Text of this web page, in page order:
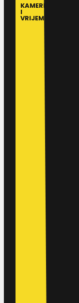
KAMERE
I
VRIJEME